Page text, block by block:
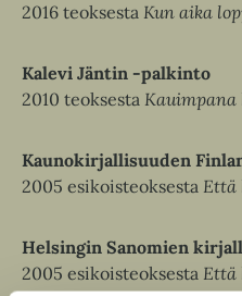
2016 teoksesta Kun aika
Kalevi Jäntin -palkinto
2010 teoksesta Kauimpana
Kaunokirjallisuuden
2005 esikoisteoksesta Että
Helsingin Sanomien
2005 esikoisteoksesta Että